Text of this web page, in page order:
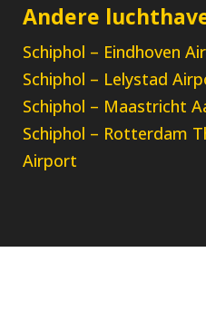
Andere
Schiphol – Eindhoven
Schiphol – Lelystad
Schiphol – Maastricht
Schiphol – Rotterdam
Airport